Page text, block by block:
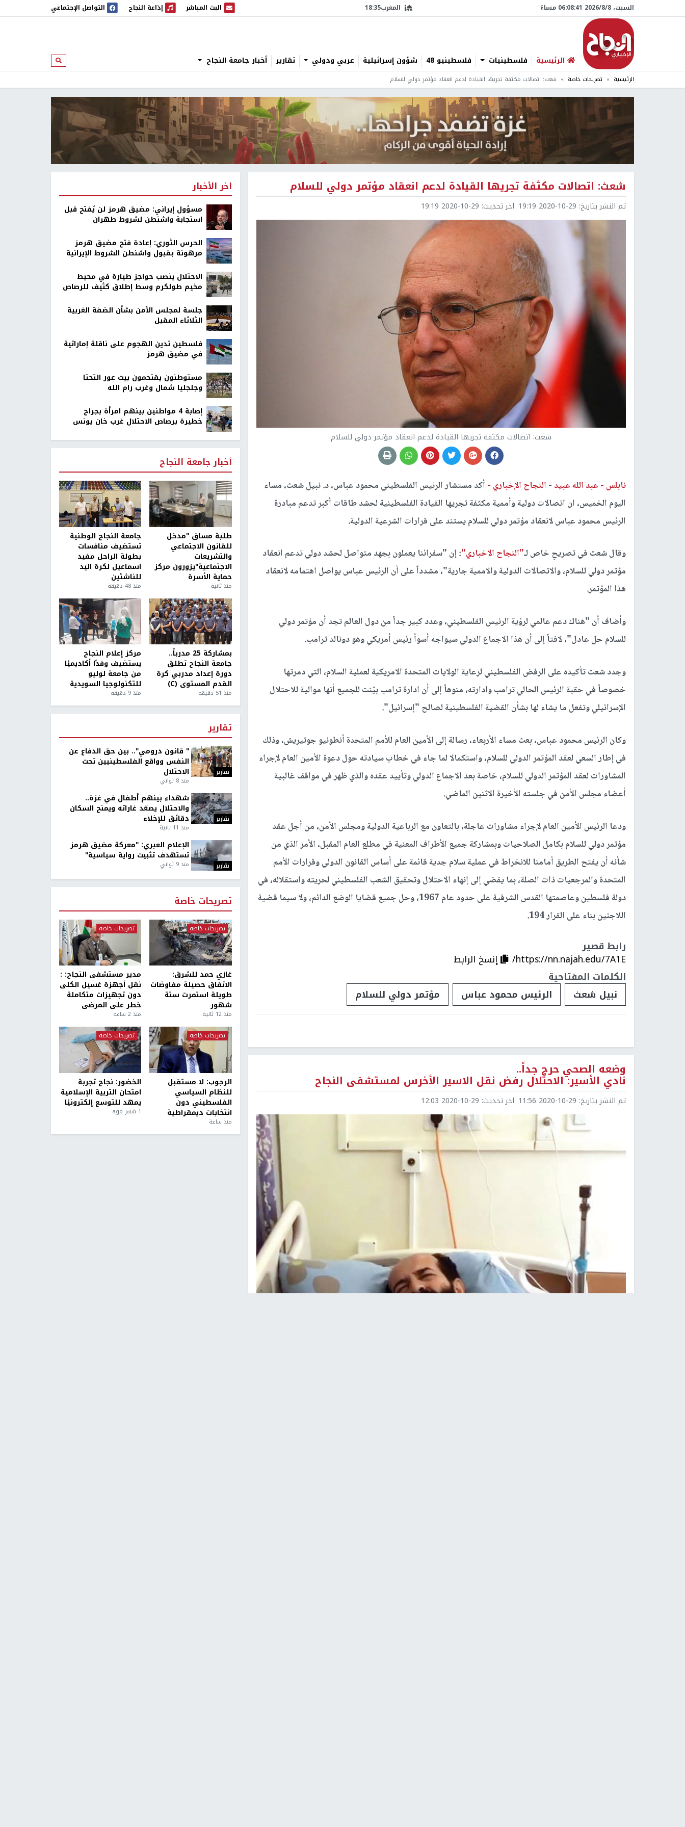
السبت، 8/‏8/‏2026 06:08:42 مساءً المغرب18:35 البث المباشر
البث المباشر إذاعة النجاح
إذاعة النجاح التواصل الإجتماعي
الرئيسية فلسطينيات فلسطينيو 48 شؤون إسرائيلية عربي ودولي تقارير أخبار جامعة النجاح ابحث
الرئيسية تصريحات خاصة شعث: اتصالات مكثفة تجريها القيادة لدعم انعقاد مؤتمر دولي للسلام
شعث: اتصالات مكثفة تجريها القيادة لدعم انعقاد مؤتمر دولي للسلام
تم النشر بتاريخ: 2020-10-29 19:19 اخر تحديث: 2020-10-29 19:19
شعث: اتصالات مكثفة تجريها القيادة لدعم انعقاد مؤتمر دولي للسلام
نابلس - عبد الله عبيد - النجاح الإخباري - أكد مستشار الرئيس الفلسطيني محمود عباس، د. نبيل شعث، مساء
اليوم الخميس، ان اتصالات دولية وأممية مكثفة تجريها القيادة الفلسطينية لحشد طاقات أكبر تدعم مبادرة
الرئيس محمود عباس لانعقاد مؤتمر دولي للسلام يستند على قرارات الشرعية الدولية.
وقال شعث في تصريحٍ خاص لـ"النجاح الاخباري": إن "سفرائنا يعملون بجهد متواصل لحشد دولي تدعم انعقاد
مؤتمر دولي للسلام، والاتصالات الدولية والاممية جارية"، مشدداً على أن الرئيس عباس يواصل اهتمامه لانعقاد
هذا المؤتمر.
وأضاف أن "هناك دعم عالمي لرؤية الرئيس الفلسطيني، وعدد كبير جداً من دول العالم تجد أن مؤتمر دولي
للسلام حل عادل"، لافتاً إلى أن هذا الاجماع الدولي سيواجه أسوأ رئيس أمريكي وهو دونالد ترامب.
وجدد شعث تأكيده على الرفض الفلسطيني لرعاية الولايات المتحدة الامريكية لعملية السلام، التي دمرتها
خصوصاً في حقبة الرئيس الحالي ترامب وادارته، منوهاً إلى أن ادارة ترامب بيّنت للجميع أنها موالية للاحتلال
الإسرائيلي وتفعل ما يشاء لها بشأن القضية الفلسطينية لصالح "إسرائيل".
وكان الرئيس محمود عباس، بعث مساء الأربعاء، رسالة إلى الأمين العام للأمم المتحدة أنطونيو جوتيريش، وذلك
في إطار السعي لعقد المؤتمر الدولي للسلام، واستكمالا لما جاء في خطاب سيادته حول دعوة الأمين العام لإجراء
المشاورات لعقد المؤتمر الدولي للسلام، خاصة بعد الاجماع الدولي وتأييد عقده والذي ظهر في مواقف غالبية
أعضاء مجلس الأمن في جلسته الأخيرة الاثنين الماضي.
ودعا الرئيس الأمين العام لإجراء مشاورات عاجلة، بالتعاون مع الرباعية الدولية ومجلس الأمن، من أجل عقد
مؤتمر دولي للسلام بكامل الصلاحيات وبمشاركة جميع الأطراف المعنية في مطلع العام المقبل، الأمر الذي من
شأنه أن يفتح الطريق أمامنا للانخراط في عملية سلام جدية قائمة على أساس القانون الدولي وقرارات الأمم
المتحدة والمرجعيات ذات الصلة، بما يفضي إلى إنهاء الاحتلال وتحقيق الشعب الفلسطيني لحريته واستقلاله، في
دولة فلسطين وعاصمتها القدس الشرقية على حدود عام 1967، وحل جميع قضايا الوضع الدائم، ولا سيما قضية
اللاجئين بناء على القرار 194.
رابط قصير
https://nn.najah.edu/7A1E/
إنسخ الرابط
الكلمات المفتاحية
نبيل شعث
الرئيس محمود عباس مؤتمر دولي للسلام
وضعه الصحي حرج جداً..
نادي الأسير: الاحتلال رفض نقل الاسير الأخرس لمستشفى النجاح
تم النشر بتاريخ: 2020-10-29 11:56 اخر تحديث: 2020-10-29 12:03
اخر الأخبار
مسؤول إيراني: مضيق هرمز لن يُفتح قبل
استجابة واشنطن لشروط طهران
الحرس الثوري: إعادة فتح مضيق هرمز
مرهونة بقبول واشنطن الشروط الإيرانية
الاحتلال ينصب حواجز طيارة في محيط
مخيم طولكرم وسط إطلاق كثيف للرصاص
جلسة لمجلس الأمن بشأن الضفة الغربية
الثلاثاء المقبل
فلسطين تدين الهجوم على ناقلة إماراتية
في مضيق هرمز
مستوطنون يقتحمون بيت عور التحتا
وجلجليا شمال وغرب رام الله
إصابة 4 مواطنين بينهم امرأة بجراح
خطيرة برصاص الاحتلال غرب خان يونس
أخبار جامعة النجاح
طلبة مساق "مدخل
للقانون الاجتماعي
والتشريعات
الاجتماعية"يزورون مركز
حماية الأسرة
منذ ثانية
جامعة النجاح الوطنية
تستضيف منافسات
بطولة الراحل مفيد
اسماعيل لكرة اليد
للناشئين
منذ 48 دقيقة
بمشاركة 25 مدرباً..
جامعة النجاح تطلق
دورة إعداد مدربي كرة
القدم المستوى (C)
منذ 51 دقيقة
مركز إعلام النجاح
يستضيف وفدًا أكاديميًا
من جامعة لوليو
للتكنولوجيا السويدية
منذ 9 دقيقة
تقارير
تقارير
" قانون درومي".. بين حق الدفاع عن
النفس وواقع الفلسطينيين تحت
الاحتلال
منذ 8 ثواني
تقارير
شهداء بينهم أطفال في غزة..
والاحتلال يصعّد غاراته ويمنح السكان
دقائق للإخلاء
منذ 11 ثانية
تقارير
الإعلام العبري: "معركة مضيق هرمز
تستهدف تثبيت رواية سياسية"
منذ 9 ثواني
تصريحات خاصة
تصريحات خاصة
غازي حمد للشرق:
الاتفاق حصيلة مفاوضات
طويلة استمرت ستة
شهور
منذ 12 ثانية
تصريحات خاصة
مدير مستشفى النجاح: :
نقل أجهزة غسيل الكلى
دون تجهيزات متكاملة
خطر على المرضى
منذ 2 ساعة
تصريحات خاصة
الرجوب: لا مستقبل
للنظام السياسي
الفلسطيني دون
انتخابات ديمقراطية
منذ ساعة
تصريحات خاصة
الخضور: نجاح تجربة
امتحان التربية الإسلامية
يمهد للتوسع إلكترونيًا
1 شهر ago